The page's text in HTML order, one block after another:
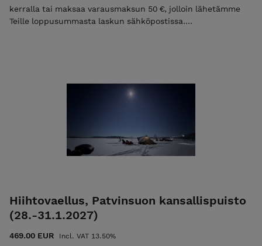
kerralla tai maksaa varausmaksun 50 €, jolloin lähetämme
Teille loppusummasta laskun sähköpostissa.
Tutustu ja lue palvelun käyttö-, ilmoittaumis- ja
peruutusehdot. Ilmoittautumalla mukaan hyväksyt nämä
Hiihtovaellus, Patvinsuon kansallispuisto
(28.-31.1.2027)
469.00 EUR Incl. VAT 13.50%